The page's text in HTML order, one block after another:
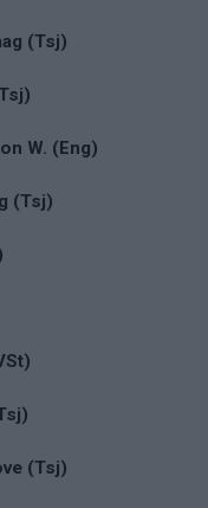
(Tsj)
W. (Eng)
(Tsj)
(Tsj)